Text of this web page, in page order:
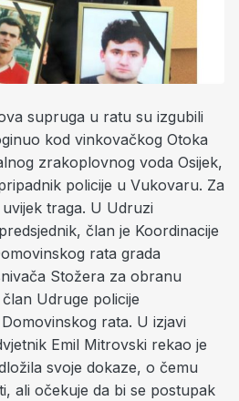
supruga u ratu su izgubili
kod vinkovačkog Otoka
zrakoplovnog voda Osijek,
policije u Vukovaru. Za
traga. U Udruzi
član je Koordinacije
rata grada
Stožera za obranu
Udruge policije
rata. U izjavi
Emil Mitrovski rekao je
svoje dokaze, o čemu
ali očekuje da bi se postupak